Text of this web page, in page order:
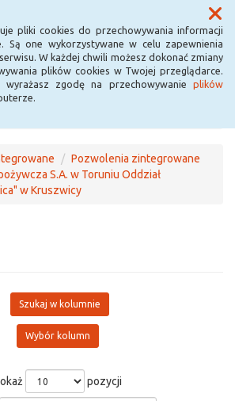
pliki cookies do przechowywania informacji
Są one wykorzystywane w celu zapewnienia
W każdej chwili możesz dokonać zmiany
plików cookies w Twojej przeglądarce.
zgodę na przechowywanie plików
Menu
Pozwolenia zintegrowane
S.A. w Toruniu Oddział
w Kruszwicy
Szukaj w kolumnie
Wybór kolumn
pozycji